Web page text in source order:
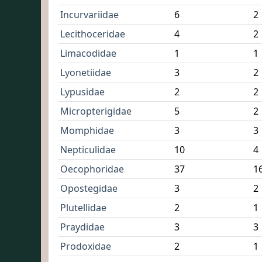
Incurvariidae
6
2
Lecithoceridae
4
2
Limacodidae
1
1
Lyonetiidae
3
2
Lypusidae
2
2
Micropterigidae
5
2
Momphidae
3
3
Nepticulidae
10
4
Oecophoridae
37
Opostegidae
3
2
Plutellidae
2
1
Praydidae
3
3
Prodoxidae
2
1